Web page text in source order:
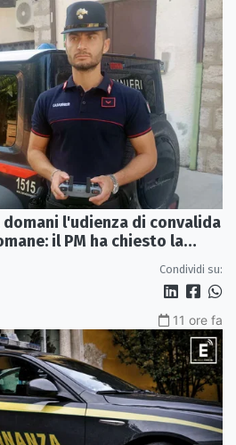
l'udienza di convalida
il PM ha chiesto la
Condividi su:
11 ore fa